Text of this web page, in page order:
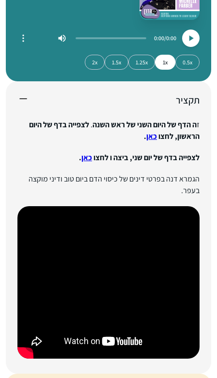
0:00
0:00
0.5x
1x
1.25x
1.5x
2x
תקציר
זה הדף של היום השני של ראש השנה.לצפייה בדף של היום
הראשון, לחצוכאן.
לצפייה בדף של יום שני, ביצה ו לחצוכאן.
הגמרא דנה בפרטי דינים של כיסוי הדם ביום טוב ודיני מוקצה
בעפר.